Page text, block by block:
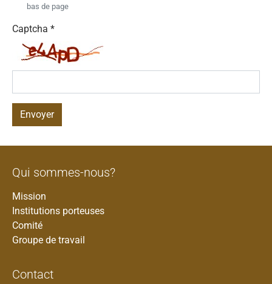
bas de page
Captcha *
Envoyer
Qui sommes-nous?
Mission
Institutions porteuses
Comité
Groupe de travail
Contact